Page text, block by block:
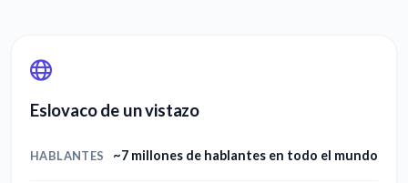
Eslovaco de un vistazo
HABLANTES ~7 millones de hablantes en todo el mundo